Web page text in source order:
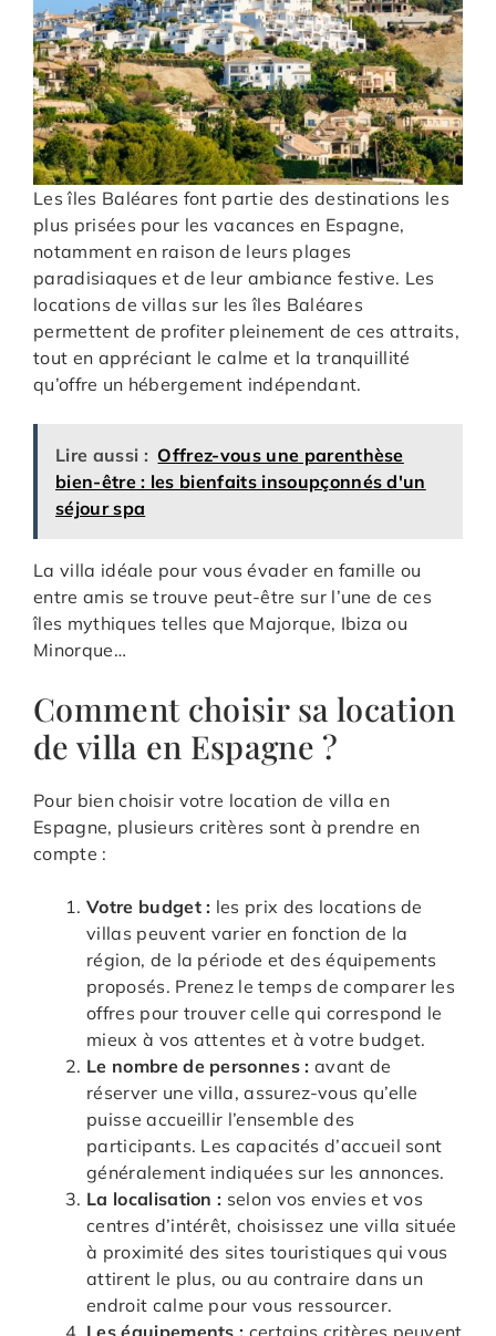
Les îles Baléares font partie des destinations les
plus prisées pour les vacances en Espagne,
notamment en raison de leurs plages
paradisiaques et de leur ambiance festive. Les
locations de villas sur les îles Baléares
permettent de profiter pleinement de ces attraits,
tout en appréciant le calme et la tranquillité
qu’offre un hébergement indépendant.
Lire aussi : Offrez-vous une parenthèse
bien-être : les bienfaits insoupçonnés d'un
séjour spa
La villa idéale pour vous évader en famille ou
entre amis se trouve peut-être sur l’une de ces
îles mythiques telles que Majorque, Ibiza ou
Minorque…
Comment choisir sa location
de villa en Espagne ?
Pour bien choisir votre location de villa en
Espagne, plusieurs critères sont à prendre en
compte :
Votre budget : les prix des locations de
villas peuvent varier en fonction de la
région, de la période et des équipements
proposés. Prenez le temps de comparer les
offres pour trouver celle qui correspond le
mieux à vos attentes et à votre budget.
Le nombre de personnes : avant de
réserver une villa, assurez-vous qu’elle
puisse accueillir l’ensemble des
participants. Les capacités d’accueil sont
généralement indiquées sur les annonces.
La localisation : selon vos envies et vos
centres d’intérêt, choisissez une villa située
à proximité des sites touristiques qui vous
attirent le plus, ou au contraire dans un
endroit calme pour vous ressourcer.